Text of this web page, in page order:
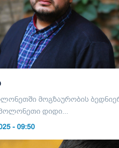
მოგზაურობის
დიდი...
- 09:50